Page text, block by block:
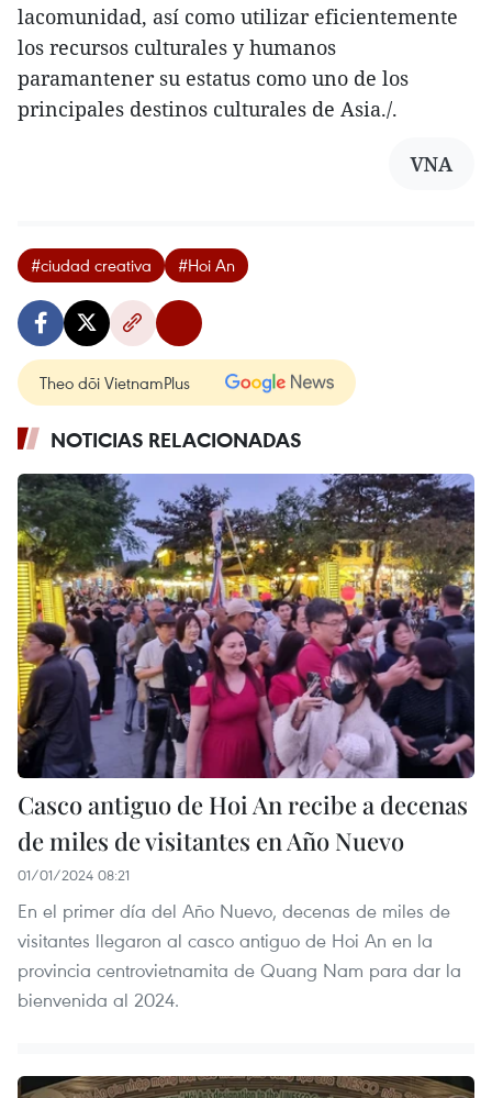
lacomunidad, así como utilizar eficientemente
los recursos culturales y humanos
paramantener su estatus como uno de los
principales destinos culturales de Asia./.
VNA
#ciudad creativa #Hoi An
Theo dõi VietnamPlus
NOTICIAS RELACIONADAS
Casco antiguo de Hoi An recibe a decenas
de miles de visitantes en Año Nuevo
01/01/2024 08:21
En el primer día del Año Nuevo, decenas de miles de
visitantes llegaron al casco antiguo de Hoi An en la
provincia centrovietnamita de Quang Nam para dar la
bienvenida al 2024.